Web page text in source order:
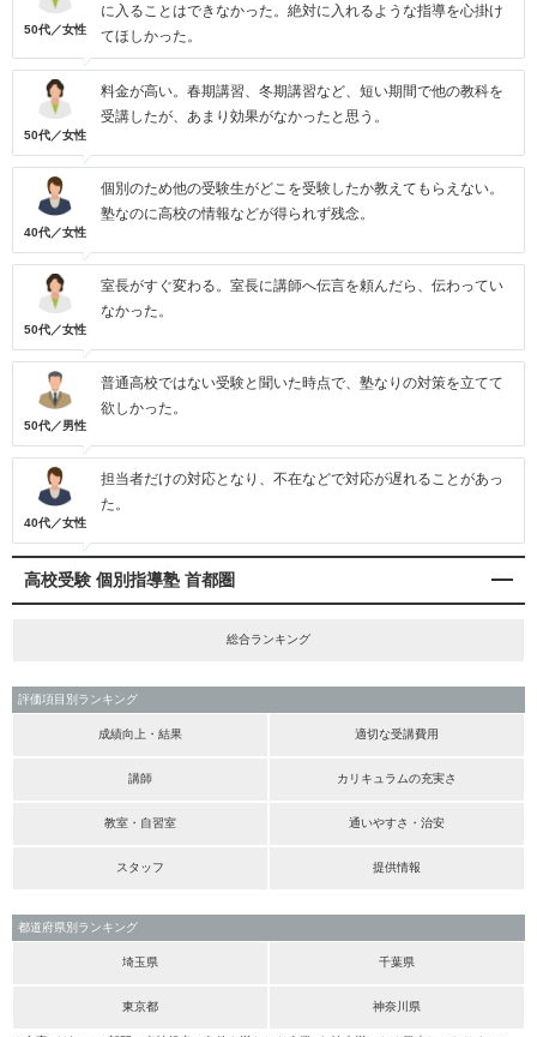
50代／女性
に入ることはできなかった。絶対に入れるような指導を心掛け
てほしかった。
50代／女性
料金が高い。春期講習、冬期講習など、短い期間で他の教科を
受講したが、あまり効果がなかったと思う。
40代／女性
個別のため他の受験生がどこを受験したか教えてもらえない。
塾なのに高校の情報などが得られず残念。
50代／女性
室長がすぐ変わる。室長に講師へ伝言を頼んだら、伝わってい
なかった。
50代／男性
普通高校ではない受験と聞いた時点で、塾なりの対策を立てて
欲しかった。
40代／女性
担当者だけの対応となり、不在などで対応が遅れることがあっ
た。
高校受験 個別指導塾 首都圏
総合ランキング
評価項目別ランキング
成績向上・結果 適切な受講費用
講師 カリキュラムの充実さ
教室・自習室 通いやすさ・治安
スタッフ 提供情報
都道府県別ランキング
埼玉県 千葉県
東京都 神奈川県